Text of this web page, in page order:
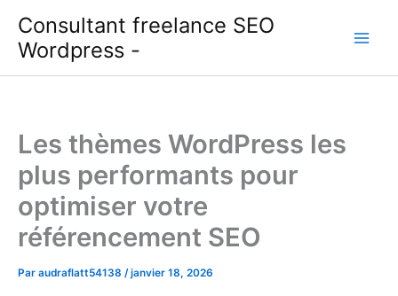
contenu
Consultant freelance SEO
Wordpress -
Les thèmes WordPress les
plus performants pour
optimiser votre
référencement SEO
Par audraflatt54138 /janvier 18, 2026